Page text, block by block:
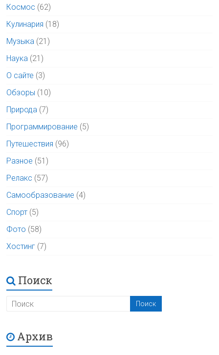
Космос (62)
Кулинария (18)
Музыка (21)
Наука (21)
О сайте (3)
Обзоры (10)
Природа (7)
Программирование (5)
Путешествия (96)
Разное (51)
Релакс (57)
Самообразование (4)
Спорт (5)
Фото (58)
Хостинг (7)
Поиск
Архив